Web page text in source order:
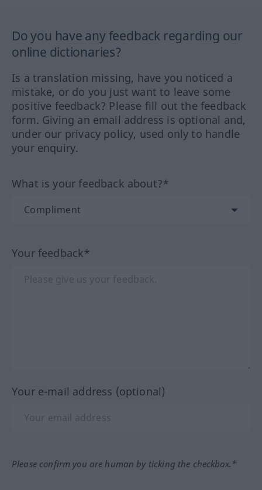
Do you have any feedback regarding our
online dictionaries?
Is a translation missing, have you noticed a
mistake, or do you just want to leave some
positive feedback? Please fill out the feedback
form. Giving an email address is optional and,
under our privacy policy, used only to handle
your enquiry.
What is your feedback about?*
Your feedback*
Your e-mail address (optional)
Please confirm you are human by ticking the checkbox.*